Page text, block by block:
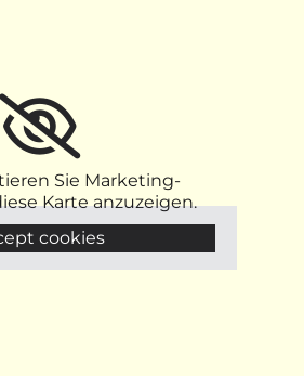
Sie Marketing-
Karte anzuzeigen.
cookies